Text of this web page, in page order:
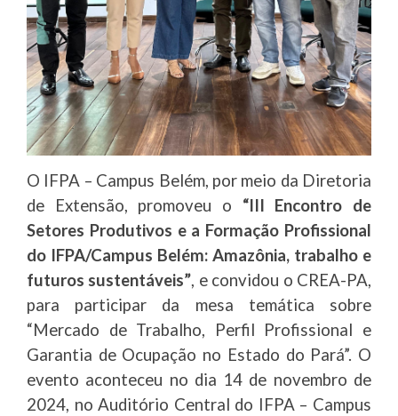
O IFPA – Campus Belém, por meio da Diretoria
de Extensão, promoveu o “III Encontro de
Setores Produtivos e a Formação Profissional
do IFPA/Campus Belém: Amazônia, trabalho e
futuros sustentáveis”, e convidou o CREA-PA,
para participar da mesa temática sobre
“Mercado de Trabalho, Perfil Profissional e
Garantia de Ocupação no Estado do Pará”. O
evento aconteceu no dia 14 de novembro de
2024, no Auditório Central do IFPA – Campus